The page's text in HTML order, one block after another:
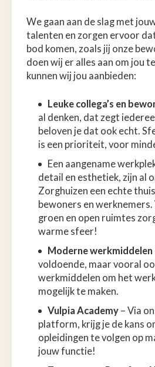
We gaan aan de slag met
talenten en zorgen ervoor
bod komen, zoals jij onze
doen wij er alles aan om jou
kunnen wij jou aanbieden:
Leuke collega’s en
al denken, dat zegt
beloven je dat ook echt.
is een prioriteit, voor
Een aangename
detail en esthetiek, zijn al
Zorghuizen een echte
bewoners en werknemers.
groen en open ruimtes
warme sfeer!
Moderne werkmiddelen
voldoende, maar vooral
werkmiddelen om het
mogelijk te maken.
Vulpia Academy – Via
platform, krijg je de kans
opleidingen te volgen op
jouw functie!